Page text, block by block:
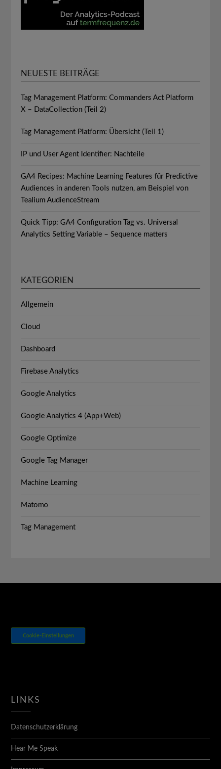
NEUESTE BEITRÄGE
Tag Management Platform: Commanders Act Platform
X – DataCollection (Teil 2)
Tag Management Platform: Übersicht (Teil 1)
IP und User Agent Identifier: Nachteile
GA4 Recipes: Machine Learning Features für Predictive
Audiences in anderen Tools nutzen, am Beispiel von
Tealium AudienceStream
Quick Tipp: GA4 Configuration Tag vs. Universal
Analytics Setting Variable – Sequence matters
KATEGORIEN
Allgemein
Cloud
Dashboard
Firebase Analytics
Google Analytics
Google Analytics 4 (App+Web)
Google Optimize
Google Tag Manager
Machine Learning
Matomo
Tag Management
Cookie-Einstellungen
LINKS
Datenschutzerklärung
Hear Me Speak